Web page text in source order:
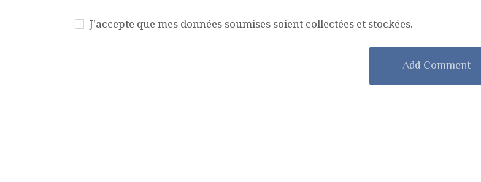
J'accepte que mes données soumises soient collectées et stockées.